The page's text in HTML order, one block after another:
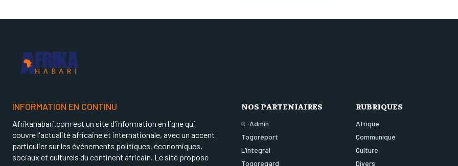
INFORMATION EN CONTINU
Afrikahabari.com est un site d'information en ligne qui
couvre l'actualité africaine et internationale, avec un accent
particulier sur les événements politiques, économiques,
sociaux et culturels du continent africain. Le site propose
NOS PARTENIAIRES
It-Admin
Togoreport
L’integral
Togoregard
RUBRIQUES
Afrique
Communiqué
Culture
Divers